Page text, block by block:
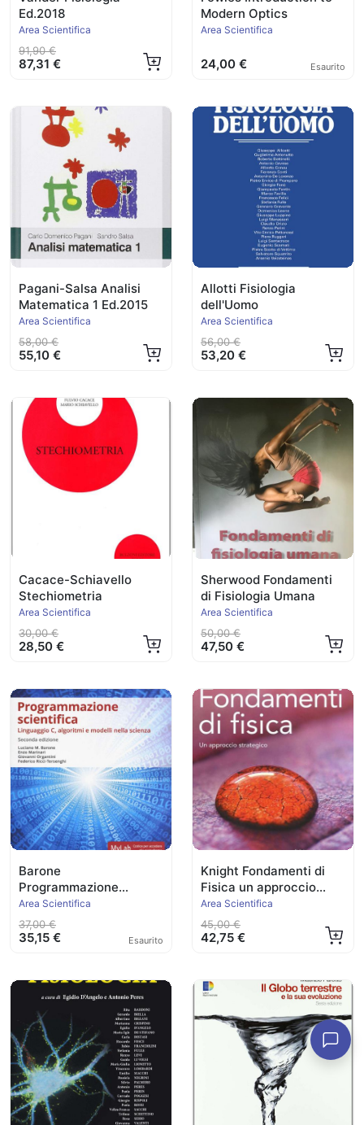
Ed.2018
Area Scientifica
91,90 €
87,31 €
Modern Optics
Area Scientifica
24,00 € Esaurito
Pagani-Salsa Analisi
Matematica 1 Ed.2015
Area Scientifica
58,00 €
55,10 €
Allotti Fisiologia
dell'Uomo
Area Scientifica
56,00 €
53,20 €
Cacace-Schiavello
Stechiometria
Area Scientifica
30,00 €
28,50 €
Sherwood Fondamenti
di Fisiologia Umana
Area Scientifica
50,00 €
47,50 €
Barone
Programmazione
Scientifica Ed.2019
Area Scientifica
37,00 €
35,15 € Esaurito
Knight Fondamenti di
Fisica un approccio
strategico
Area Scientifica
45,00 €
42,75 €